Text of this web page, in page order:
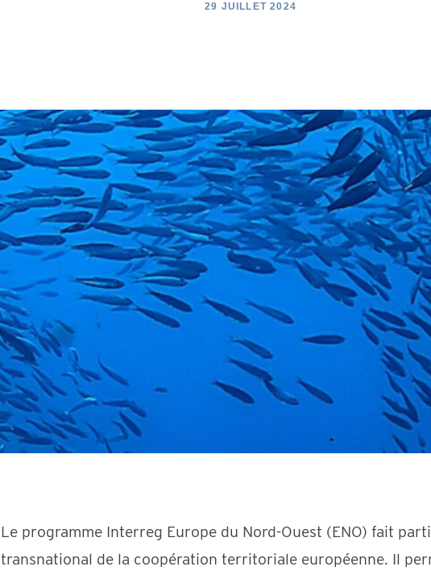
29 JUILLET 2024
Le programme Interreg Europe du Nord-Ouest (ENO) fait
transnational de la coopération territoriale européenne. Il